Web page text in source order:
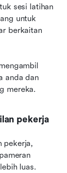
sesi latihan
untuk
berkaitan
anda dan
mereka.
pekerja
pekerja,
luas.